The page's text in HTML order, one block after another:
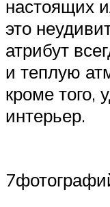
настоящих
это
атрибут
и теплую
кроме того,
интерьер.